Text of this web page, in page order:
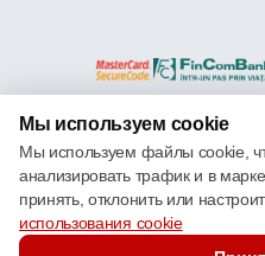
© 2013 –
Мы используем cookie
Мы используем файлы cookie,
анализировать трафик и в
принять, отклонить или
использования cookie